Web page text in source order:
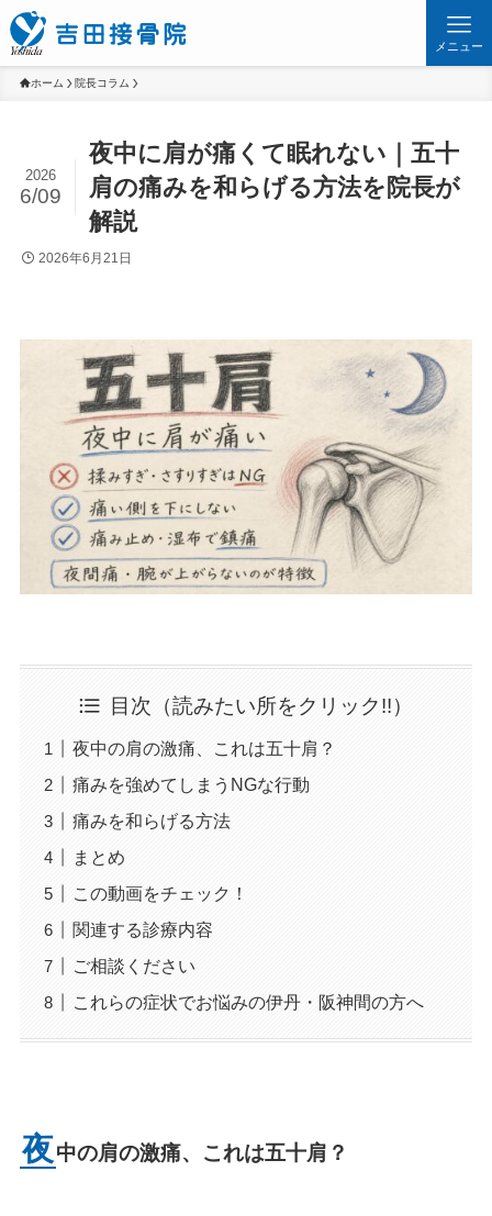
メニュー
ホーム 院長コラム
夜中に肩が痛くて眠れない｜五十
肩の痛みを和らげる方法を院長が
解説
2026
6/09
2026年6月21日
目次（読みたい所をクリック!!）
夜中の肩の激痛、これは五十肩？
痛みを強めてしまうNGな行動
痛みを和らげる方法
まとめ
この動画をチェック！
関連する診療内容
ご相談ください
これらの症状でお悩みの伊丹・阪神間の方へ
夜中の肩の激痛、これは五十肩？